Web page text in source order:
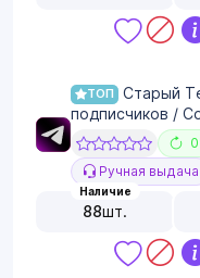
ТОП
Старый
подписчиков /
Ручная выдача
Наличие
88шт.